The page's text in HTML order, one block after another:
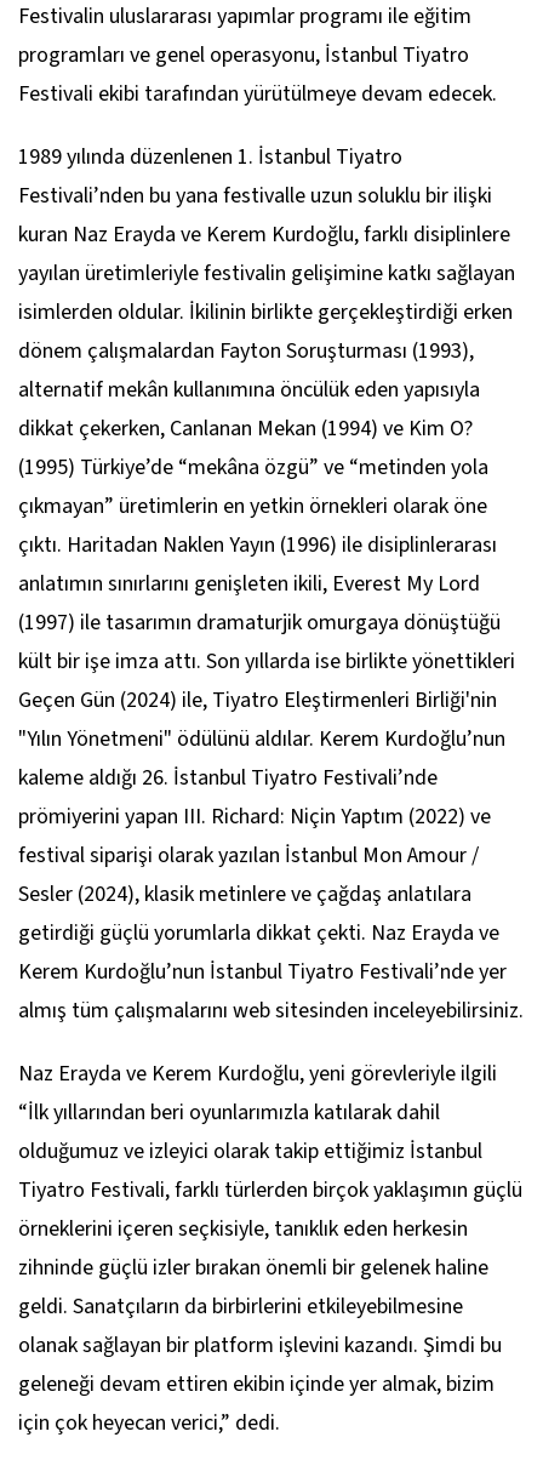
Festivalin uluslararası yapımlar programı ile eğitim
programları ve genel operasyonu, İstanbul Tiyatro
Festivali ekibi tarafından yürütülmeye devam edecek.
1989 yılında düzenlenen 1. İstanbul Tiyatro
Festivali’nden bu yana festivalle uzun soluklu bir ilişki
kuran Naz Erayda ve Kerem Kurdoğlu, farklı disiplinlere
yayılan üretimleriyle festivalin gelişimine katkı sağlayan
isimlerden oldular. İkilinin birlikte gerçekleştirdiği erken
dönem çalışmalardan Fayton Soruşturması (1993),
alternatif mekân kullanımına öncülük eden yapısıyla
dikkat çekerken, Canlanan Mekan (1994) ve Kim O?
(1995) Türkiye’de “mekâna özgü” ve “metinden yola
çıkmayan” üretimlerin en yetkin örnekleri olarak öne
çıktı. Haritadan Naklen Yayın (1996) ile disiplinlerarası
anlatımın sınırlarını genişleten ikili, Everest My Lord
(1997) ile tasarımın dramaturjik omurgaya dönüştüğü
kült bir işe imza attı. Son yıllarda ise birlikte yönettikleri
Geçen Gün (2024) ile, Tiyatro Eleştirmenleri Birliği'nin
"Yılın Yönetmeni" ödülünü aldılar. Kerem Kurdoğlu’nun
kaleme aldığı 26. İstanbul Tiyatro Festivali’nde
prömiyerini yapan III. Richard: Niçin Yaptım (2022) ve
festival siparişi olarak yazılan İstanbul Mon Amour /
Sesler (2024), klasik metinlere ve çağdaş anlatılara
getirdiği güçlü yorumlarla dikkat çekti. Naz Erayda ve
Kerem Kurdoğlu’nun İstanbul Tiyatro Festivali’nde yer
almış tüm çalışmalarını web sitesinden inceleyebilirsiniz.
Naz Erayda ve Kerem Kurdoğlu, yeni görevleriyle ilgili
“İlk yıllarından beri oyunlarımızla katılarak dahil
olduğumuz ve izleyici olarak takip ettiğimiz İstanbul
Tiyatro Festivali, farklı türlerden birçok yaklaşımın güçlü
örneklerini içeren seçkisiyle, tanıklık eden herkesin
zihninde güçlü izler bırakan önemli bir gelenek haline
geldi. Sanatçıların da birbirlerini etkileyebilmesine
olanak sağlayan bir platform işlevini kazandı. Şimdi bu
geleneği devam ettiren ekibin içinde yer almak, bizim
için çok heyecan verici,” dedi.